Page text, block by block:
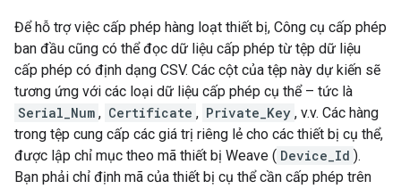
Để hỗ trợ việc cấp phép hàng loạt thiết bị, Công cụ cấp phép
ban đầu cũng có thể đọc dữ liệu cấp phép từ tệp dữ liệu
cấp phép có định dạng CSV. Các cột của tệp này dự kiến sẽ
tương ứng với các loại dữ liệu cấp phép cụ thể – tức là
Serial_Num , Certificate , Private_Key , v.v. Các hàng
trong tệp cung cấp các giá trị riêng lẻ cho các thiết bị cụ thể,
được lập chỉ mục theo mã thiết bị Weave ( Device_Id ).
Bạn phải chỉ định mã của thiết bị cụ thể cần cấp phép trên